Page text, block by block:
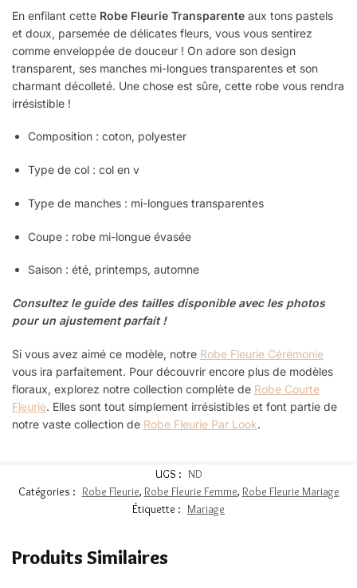
En enfilant cette Robe Fleurie Transparente aux tons pastels
et doux, parsemée de délicates fleurs, vous vous sentirez
comme enveloppée de douceur ! On adore son design
transparent, ses manches mi-longues transparentes et son
charmant décolleté. Une chose est sûre, cette robe vous rendra
irrésistible !
Composition : coton, polyester
Type de col : col en v
Type de manches : mi-longues transparentes
Coupe : robe mi-longue évasée
Saison : été, printemps, automne
Consultez le guide des tailles disponible avec les photos
pour un ajustement parfait !
Si vous avez aimé ce modèle, notre Robe Fleurie Cérémonie
vous ira parfaitement. Pour découvrir encore plus de modèles
floraux, explorez notre collection complète de Robe Courte
Fleurie. Elles sont tout simplement irrésistibles et font partie de
notre vaste collection de Robe Fleurie Par Look.
UGS : ND
Catégories : Robe Fleurie, Robe Fleurie Femme, Robe Fleurie Mariage
Étiquette : Mariage
Produits Similaires